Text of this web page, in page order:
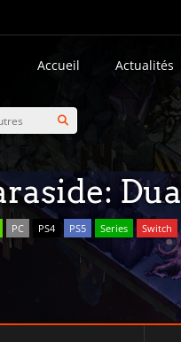
Accueil Actualités
PC PS4 PS5 Series Switch